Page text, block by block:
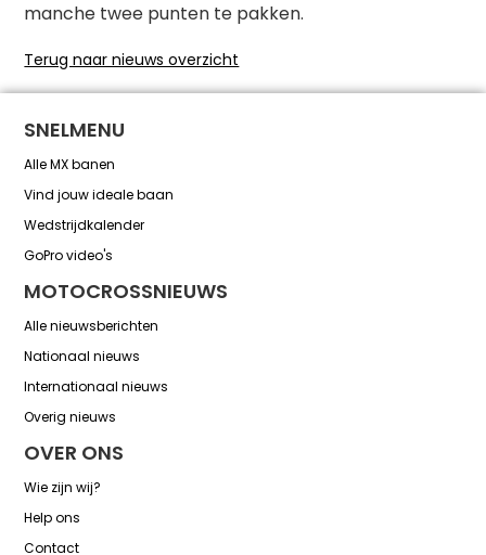
manche twee punten te pakken.
Terug naar nieuws overzicht
SNELMENU
Alle MX banen
Vind jouw ideale baan
Wedstrijdkalender
GoPro video's
MOTOCROSSNIEUWS
Alle nieuwsberichten
Nationaal nieuws
Internationaal nieuws
Overig nieuws
OVER ONS
Wie zijn wij?
Help ons
Contact